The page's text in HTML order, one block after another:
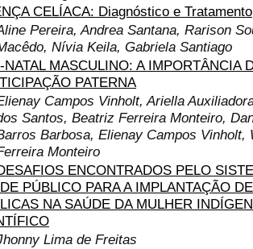
CELÍACA: Diagnóstico e Tratamento
Pereira, Andrea Santana, Rarison
Nívia Keila, Gabriela Santiago
NATAL MASCULINO: A IMPORTÂNCIA
PATERNA
Campos Vinholt, Ariella
Santos, Beatriz Ferreira Monteiro,
Barbosa, Elienay Campos Vinholt,
Monteiro
ENCONTRADOS PELO
PÚBLICO PARA A IMPLANTAÇÃO
NA SAÚDE DA MULHER
Lima de Freitas